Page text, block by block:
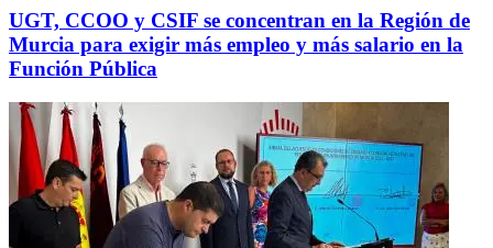
UGT, CCOO y CSIF se concentran en la Región de
Murcia para exigir más empleo y más salario en la
Función Pública